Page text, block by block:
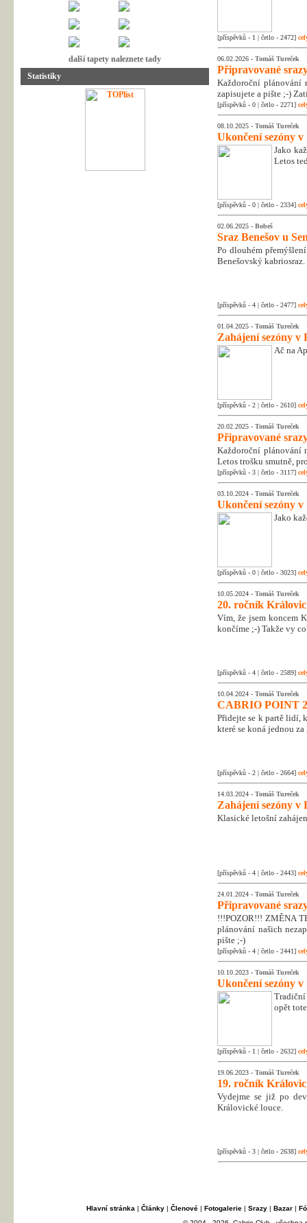
další tapety naleznete tady
Statistiky
[příspěvků - 1 | četlo - 2472]
06.02.2026 - Tomáš Tureček
Připravované
Každoroční plánování
zapisujete a pište ;-)
[příspěvků - 0 | četlo - 2271]
08.10.2025 - Tomáš Tureček
Ukončení sezóny v
Jako
Letos
[příspěvků - 0 | četlo - 2334]
02.06.2025 - Bobeš
Sraz Benešov u
Po dlouhém
Benešovský kabriosraz.
[příspěvků - 4 | četlo - 2477]
01.04.2025 - Tomáš Tureček
Zahájení sezóny v
Ač na
[příspěvků - 2 | četlo - 2610]
20.02.2025 - Tomáš Tureček
Připravované
Každoroční plánování
Letos trošku smutně,
[příspěvků - 3 | četlo - 3117]
03.10.2024 - Tomáš Tureček
Ukončení sezóny v
Jako
[příspěvků - 0 | četlo - 3023]
10.05.2024 - Tomáš Tureček
20. ročník
Vím, že jsem koncem
končíme ;-) Takže vy
[příspěvků - 4 | četlo - 2589]
10.04.2024 - Tomáš Tureček
CABRIO POINT
Přidejte se k partě lidí,
které se koná jednou
[příspěvků - 2 | četlo - 2664]
14.03.2024 - Tomáš Tureček
Zahájení sezóny v
Klasické letošní
[příspěvků - 4 | četlo - 2443]
24.01.2024 - Tomáš Tureček
Připravované
!!!POZOR!!! ZMĚNA
plánování našich
pište ;-)
[příspěvků - 4 | četlo - 2441]
10.10.2023 - Tomáš Tureček
Ukončení sezóny v
opět
[příspěvků - 1 | četlo - 2632]
19.06.2023 - Tomáš Tureček
19. ročník
Vydejme se již po
Královické louce.
[příspěvků - 3 | četlo - 2638]
Hlavní stránka | Články| Členové| Fotogalerie| Srazy| Bazar|